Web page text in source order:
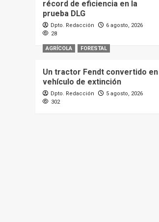
récord de eficiencia en la
prueba DLG
Dpto. Redacción
6 agosto, 2026
28
AGRÍCOLA FORESTAL
Un tractor Fendt convertido en
vehículo de extinción
Dpto. Redacción
5 agosto, 2026
302